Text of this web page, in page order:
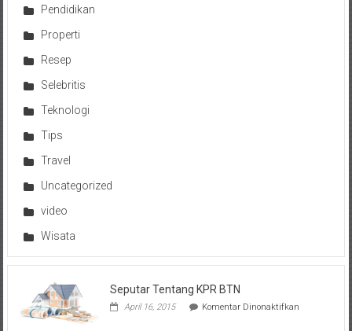
Pendidikan
Properti
Resep
Selebritis
Teknologi
Tips
Travel
Uncategorized
video
Wisata
Seputar Tentang KPR BTN
April 16, 2015 Komentar Dinonaktifkanpada